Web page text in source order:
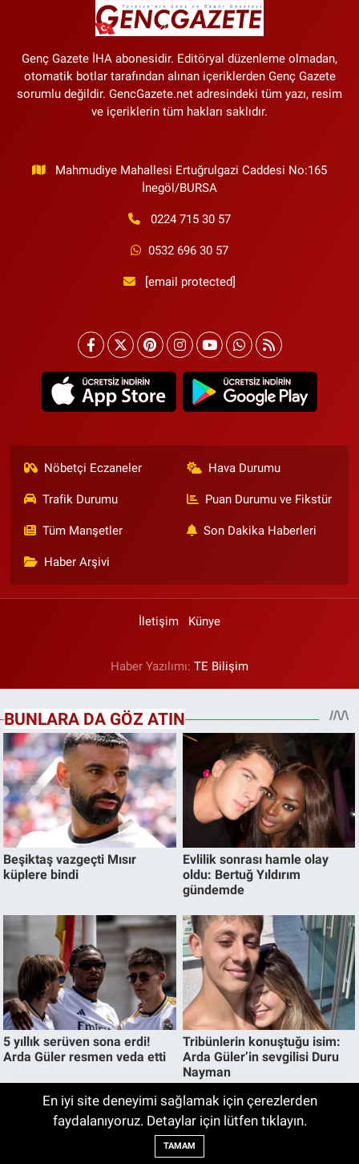
Genç Gazete İHA abonesidir. Editöryal düzenleme olmadan,
otomatik botlar tarafından alınan içeriklerden Genç Gazete
sorumlu değildir. GencGazete.net adresindeki tüm yazı, resim
ve içeriklerin tüm hakları saklıdır.
Mahmudiye Mahallesi Ertuğrulgazi Caddesi No:165
İnegöl/BURSA
0224 715 30 57
0532 696 30 57
[email protected]
Nöbetçi Eczaneler Hava Durumu
Trafik Durumu Puan Durumu ve Fikstür
Tüm Manşetler Son Dakika Haberleri
Haber Arşivi
İletişim Künye
Haber Yazılımı: TE Bilişim
En iyi site deneyimi sağlamak için çerezlerden
faydalanıyoruz. Detaylar için lütfen tıklayın.
TAMAM
Uludağ’ın Eteklerindeki Orman Yangını
Kontrol Altına Alındı